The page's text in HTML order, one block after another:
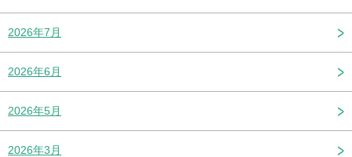
2026年7月
2026年6月
2026年5月
2026年3月